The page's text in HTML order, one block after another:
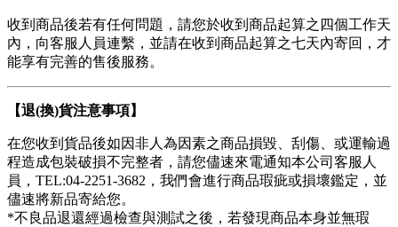
收到商品後若有任何問題，請您於收到商品起算之四個工作天
內，向客服人員連繫，並請在收到商品起算之七天內寄回，才
能享有完善的售後服務。
【退(換)貨注意事項】
在您收到貨品後如因非人為因素之商品損毀、刮傷、或運輸過
程造成包裝破損不完整者，請您儘速來電通知本公司客服人
員，TEL:04-2251-3682，我們會進行商品瑕疵或損壞鑑定，並
儘速將新品寄給您。
*不良品退還經過檢查與測試之後，若發現商品本身並無瑕